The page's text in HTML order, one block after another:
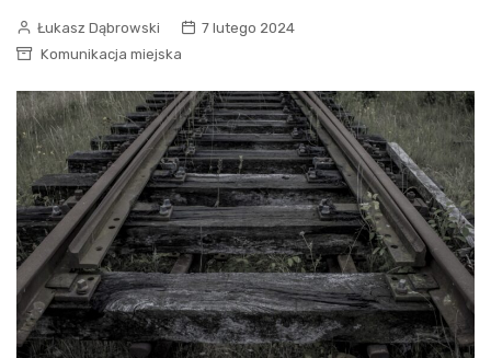
Łukasz Dąbrowski
7 lutego 2024
Komunikacja miejska